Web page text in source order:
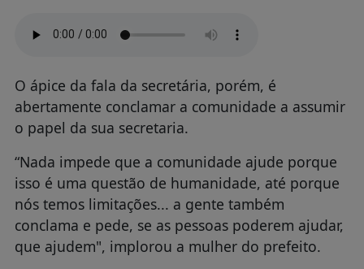
O ápice da fala da secretária, porém, é
abertamente conclamar a comunidade a assumir
o papel da sua secretaria.
“Nada impede que a comunidade ajude porque
isso é uma questão de humanidade, até porque
nós temos limitações... a gente também
conclama e pede, se as pessoas poderem ajudar,
que ajudem", implorou a mulher do prefeito.